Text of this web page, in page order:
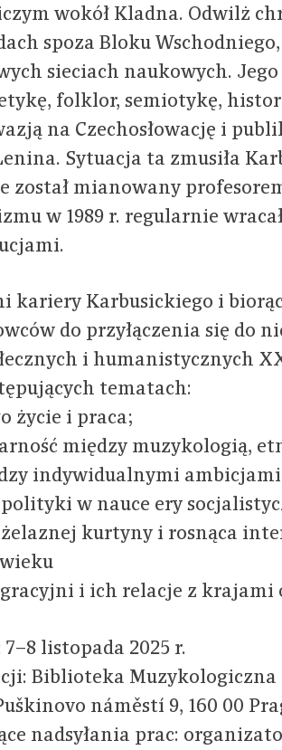
wokół Kladna. Odwilż
spoza Bloku
sieciach naukowych.
folklor, semiotykę,
na Czechosłowację i
Sytuacja ta zmusiła
został mianowany
w 1989 r. regularnie
kariery Karbusickiego i
do przyłączenia się
i humanistycznych
tematach:
życie i praca;
między muzykologią,
indywidualnymi
w nauce ery
kurtyny i rosnąca
i ich relacje z krajami
listopada 2025 r.
Biblioteka
náměstí 9, 160 00
nadsyłania prac: